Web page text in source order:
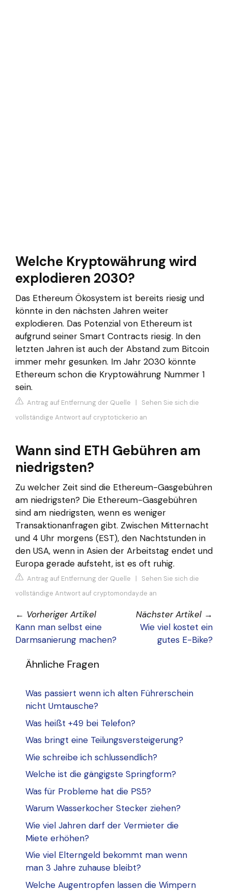
Welche Kryptowährung wird
explodieren 2030?
Das Ethereum Ökosystem ist bereits riesig und
könnte in den nächsten Jahren weiter
explodieren. Das Potenzial von Ethereum ist
aufgrund seiner Smart Contracts riesig. In den
letzten Jahren ist auch der Abstand zum Bitcoin
immer mehr gesunken. Im Jahr 2030 könnte
Ethereum schon die Kryptowährung Nummer 1
sein.
Antrag auf Entfernung der Quelle | Sehen Sie sich die
vollständige Antwort auf cryptoticker.io an
Wann sind ETH Gebühren am
niedrigsten?
Zu welcher Zeit sind die Ethereum-Gasgebühren
am niedrigsten? Die Ethereum-Gasgebühren
sind am niedrigsten, wenn es weniger
Transaktionanfragen gibt. Zwischen Mitternacht
und 4 Uhr morgens (EST), den Nachtstunden in
den USA, wenn in Asien der Arbeitstag endet und
Europa gerade aufsteht, ist es oft ruhig.
Antrag auf Entfernung der Quelle | Sehen Sie sich die
vollständige Antwort auf cryptomonday.de an
← Vorheriger Artikel
Kann man selbst eine
Darmsanierung machen?
Nächster Artikel →
Wie viel kostet ein
gutes E-Bike?
Ähnliche Fragen
Was passiert wenn ich alten Führerschein
nicht Umtausche?
Was heißt +49 bei Telefon?
Was bringt eine Teilungsversteigerung?
Wie schreibe ich schlussendlich?
Welche ist die gängigste Springform?
Was für Probleme hat die PS5?
Warum Wasserkocher Stecker ziehen?
Wie viel Jahren darf der Vermieter die
Miete erhöhen?
Wie viel Elterngeld bekommt man wenn
man 3 Jahre zuhause bleibt?
Welche Augentropfen lassen die Wimpern